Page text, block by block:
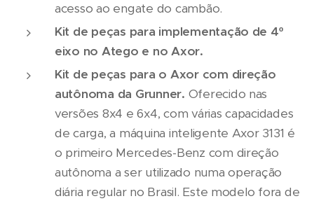
acesso ao engate do cambão.
Kit de peças para implementação de 4º
eixo no Atego e no Axor.
Kit de peças para o Axor com direção
autônoma da Grunner. Oferecido nas
versões 8x4 e 6x4, com várias capacidades
de carga, a máquina inteligente Axor 3131 é
o primeiro Mercedes-Benz com direção
autônoma a ser utilizado numa operação
diária regular no Brasil. Este modelo fora de